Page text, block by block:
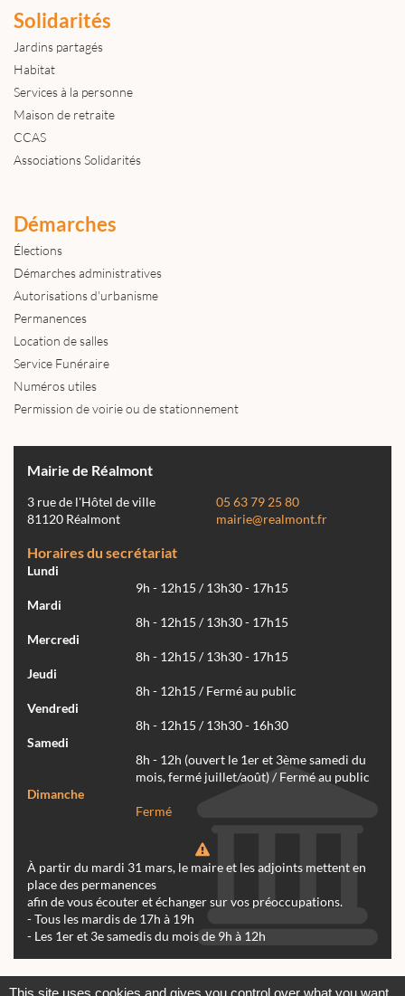
Solidarités
Jardins partagés
Habitat
Services à la personne
Maison de retraite
CCAS
Associations Solidarités
Démarches
Élections
Démarches administratives
Autorisations d'urbanisme
Permanences
Location de salles
Service Funéraire
Numéros utiles
Permission de voirie ou de stationnement
Mairie de Réalmont
3 rue de l'Hôtel de ville
81120 Réalmont
05 63 79 25 80
mairie@realmont.fr
Horaires du secrétariat
Lundi
9h - 12h15 / 13h30 - 17h15
Mardi
8h - 12h15 / 13h30 - 17h15
Mercredi
8h - 12h15 / 13h30 - 17h15
Jeudi
8h - 12h15 / Fermé au public
Vendredi
8h - 12h15 / 13h30 - 16h30
Samedi
8h - 12h (ouvert le 1er et 3ème samedi du
mois, fermé juillet/août) / Fermé au public
Dimanche
Fermé
À partir du mardi 31 mars, le maire et les adjoints mettent en
place des permanences
afin de vous écouter et échanger sur vos préoccupations.
- Tous les mardis de 17h à 19h
- Les 1er et 3e samedis du mois de 9h à 12h
This site uses cookies and gives you control over what you want